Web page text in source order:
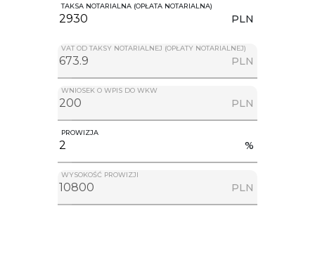
TAKSA NOTARIALNA (OPŁATA NOTARIALNA)
PLN
VAT OD TAKSY NOTARIALNEJ (OPŁATY NOTARIALNEJ)
PLN
WNIOSEK O WPIS DO WKW
PLN
PROWIZJA
%
WYSOKOŚĆ PROWIZJI
PLN